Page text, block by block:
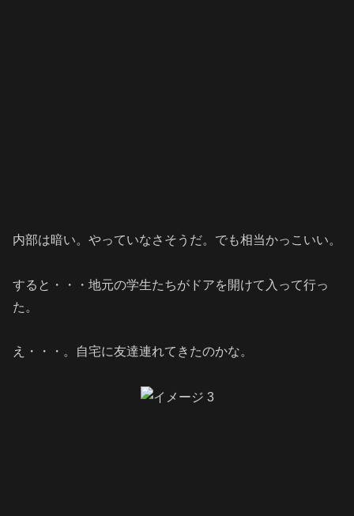
内部は暗い。やっていなさそうだ。でも相当かっこいい。
すると・・・地元の学生たちがドアを開けて入って行っ
た。
え・・・。自宅に友達連れてきたのかな。